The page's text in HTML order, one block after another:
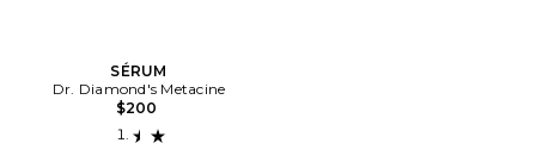
SÉRUM
Dr. Diamond's Metacine
$200